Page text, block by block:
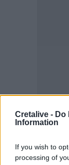
Cretalive - Do
Information
If you wish to
processing of